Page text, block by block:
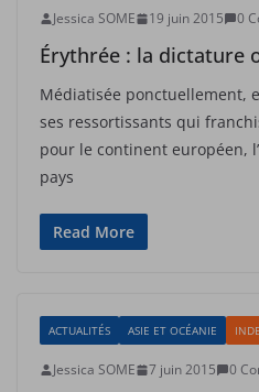
Jessica SOME 19 juin 2015 0
Érythrée : la dictature
Médiatisée ponctuellement,
ses ressortissants qui
pour le continent européen,
pays
Read More
ACTUALITÉS ASIE ET OCÉANIE INDE
Jessica SOME 7 juin 2015 0